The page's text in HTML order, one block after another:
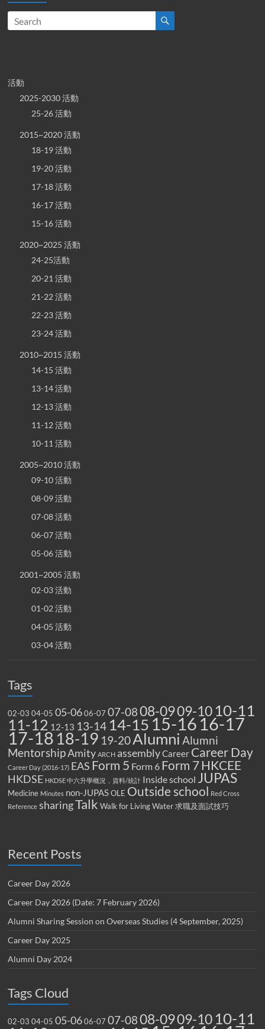
活動
2025-2030 活動
25-26 活動
2015~2020 活動
18-19 活動
19-20 活動
17-18 活動
16-17 活動
15-16 活動
2020~2025 活動
24-25活動
20-21 活動
21-22 活動
22-23 活動
23-24 活動
2010~2015 活動
14-15 活動
13-14 活動
12-13 活動
11-12 活動
10-11 活動
2005~2010 活動
09-10 活動
08-09 活動
07-08 活動
06-07 活動
05-06 活動
2001~2005 活動
02-03 活動
01-02 活動
04-05 活動
03-04 活動
Tags
02-03 04-05 05-06 06-07 07-0808-0909-10 10-11
11-12 12-13 13-14 14-15 15-16 16-17
17-18 18-19 19-20Alumni Alumni
MentorshipAmity ARCH assemblyCareer Career Day
Career Day (2016-17) EAS Form 5 Form 6 Form 7HKCEE
HKDSE HKDSE 中六升學概況，資料/統計 Inside school JUPAS
Medicine Minutes non-JUPAS OLE Outside school Red Cross
Reference sharingTalk Walk for Living Water 求職及面試技巧
Recent Posts
Career Day 2026
Career Day 2026 (Date: 7 February 2026)
Alumni Sharing Session on Overseas Studies (4 September, 2025)
Career Day 2025
Alumni Day 2024
Tags Cloud
02-03 04-05 05-06 06-07 07-0808-0909-10 10-11